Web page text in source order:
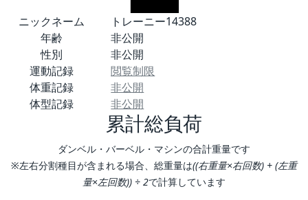
ニックネーム
トレーニー14388
年齢
非公開
性別
非公開
運動記録
閲覧制限
体重記録
非公開
体型記録
非公開
累計総負荷
ダンベル・バーベル・マシンの合計重量です
※左右分割種目が含まれる場合、総重量は((右重量×右回数) + (左重
量×左回数)) ÷ 2で計算しています